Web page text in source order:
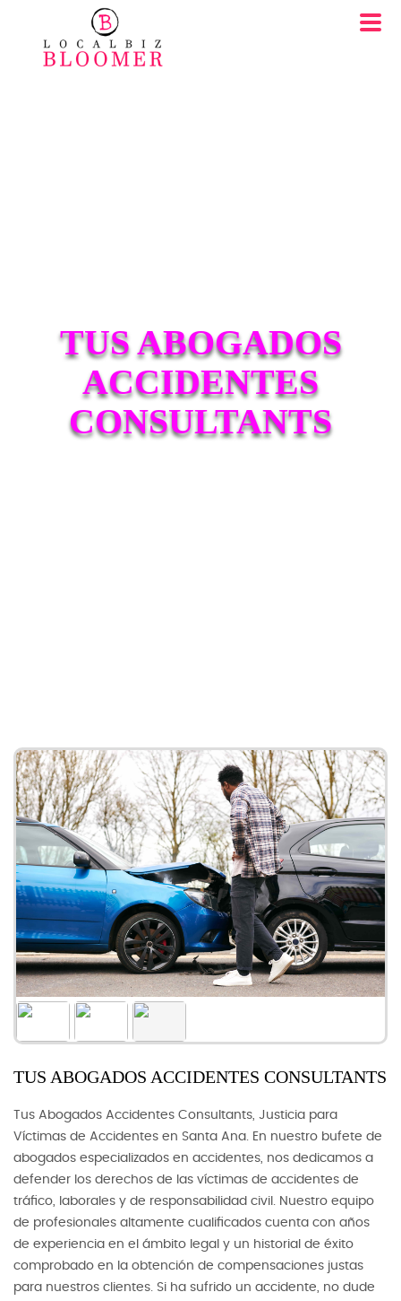
TUS ABOGADOS
ACCIDENTES
CONSULTANTS
TUS ABOGADOS ACCIDENTES CONSULTANTS
Tus Abogados Accidentes Consultants, Justicia para
Víctimas de Accidentes en Santa Ana. En nuestro bufete de
abogados especializados en accidentes, nos dedicamos a
defender los derechos de las víctimas de accidentes de
tráfico, laborales y de responsabilidad civil. Nuestro equipo
de profesionales altamente cualificados cuenta con años
de experiencia en el ámbito legal y un historial de éxito
comprobado en la obtención de compensaciones justas
para nuestros clientes. Si ha sufrido un accidente, no dude